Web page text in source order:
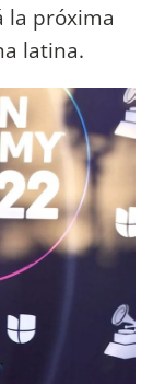
la próxima
latina.